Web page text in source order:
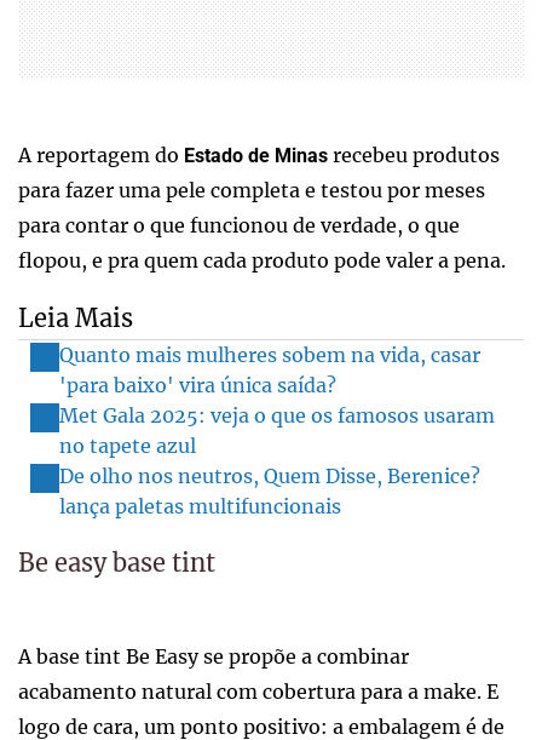
A reportagem do Estado de Minas recebeu produtos
para fazer uma pele completa e testou por meses
para contar o que funcionou de verdade, o que
flopou, e pra quem cada produto pode valer a pena.
Leia Mais
Quanto mais mulheres sobem na vida, casar
'para baixo' vira única saída?
Met Gala 2025: veja o que os famosos usaram
no tapete azul
De olho nos neutros, Quem Disse, Berenice?
lança paletas multifuncionais
Be easy base tint
A base tint Be Easy se propõe a combinar
acabamento natural com cobertura para a make. E
logo de cara, um ponto positivo: a embalagem é de